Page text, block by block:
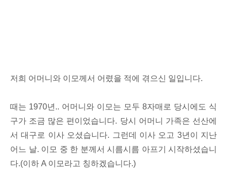
저희 어머니와 이모께서 어렸을 적에 겪으신 일입니다.
때는 1970년.. 어머니와 이모는 모두 8자매로 당시에도 식
구가 조금 많은 편이었습니다. 당시 어머니 가족은 선산에
서 대구로 이사 오셨습니다. 그런데 이사 오고 3년이 지난
어느 날. 이모 중 한 분께서 시름시름 아프기 시작하셨습니
다.(이하 A 이모라고 칭하겠습니다.)